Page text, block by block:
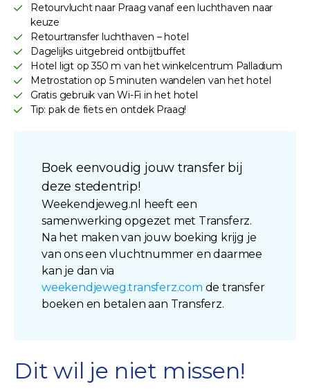
Retourvlucht naar Praag vanaf een luchthaven naar
keuze
Retourtransfer luchthaven – hotel
Dagelijks uitgebreid ontbijtbuffet
Hotel ligt op 350 m van het winkelcentrum Palladium
Metrostation op 5 minuten wandelen van het hotel
Gratis gebruik van Wi-Fi in het hotel
Tip: pak de fiets en ontdek Praag!
Boek eenvoudig jouw transfer bij
deze stedentrip!
Weekendjeweg.nl heeft een
samenwerking opgezet met Transferz.
Na het maken van jouw boeking krijg je
van ons een vluchtnummer en daarmee
kan je dan via
weekendjeweg.transferz.com de transfer
boeken en betalen aan Transferz.
Dit wil je niet missen!